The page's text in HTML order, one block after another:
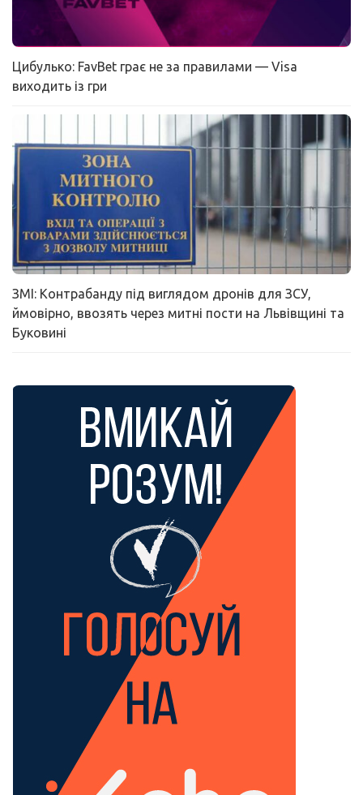
Цибулько: FavBet грає не за правилами — Visa
виходить із гри
ЗМІ: Контрабанду під виглядом дронів для ЗСУ,
ймовірно, ввозять через митні пости на Львівщині та
Буковині